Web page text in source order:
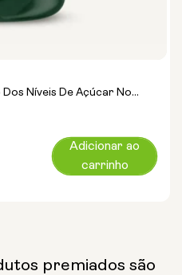
Níveis De Açúcar No
Associada Ao
Adicionar ao
carrinho
premiados são